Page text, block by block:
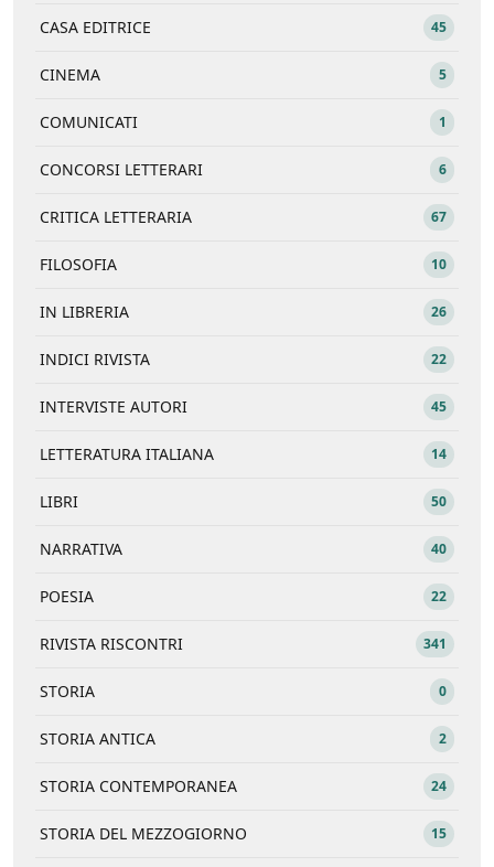
CASA EDITRICE 45
CINEMA 5
COMUNICATI 1
CONCORSI LETTERARI 6
CRITICA LETTERARIA 67
FILOSOFIA 10
IN LIBRERIA 26
INDICI RIVISTA 22
INTERVISTE AUTORI 45
LETTERATURA ITALIANA 14
LIBRI 50
NARRATIVA 40
POESIA 22
RIVISTA RISCONTRI 341
STORIA 0
STORIA ANTICA 2
STORIA CONTEMPORANEA 24
STORIA DEL MEZZOGIORNO 15